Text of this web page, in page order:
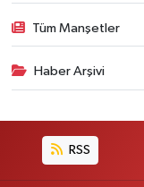
Tüm Manşetler
Haber Arşivi
RSS